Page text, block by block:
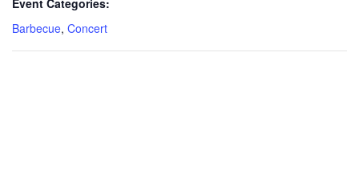
Event Categories:
Barbecue, Concert